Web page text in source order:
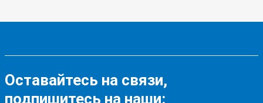
Оставайтесь на связи,
подпишитесь на наши: